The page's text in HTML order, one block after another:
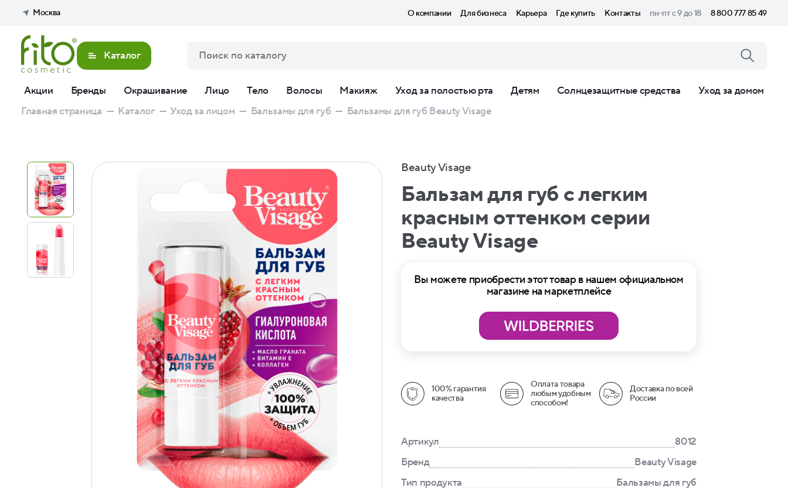
Москва О компании Для бизнеса Карьера Где купить Контакты пн-пт с 9 до 18 8 800 777 85 49
Каталог
Акции Бренды Окрашивание Лицо Тело Волосы Макияж Уход за полостью рта Детям Солнцезащитные средства
Уход за домом
Главная страница — Каталог — Уход за лицом — Бальзамы для губ — Бальзамы для губ Beauty Visage
Beauty Visage
Бальзам для губ с легким
красным оттенком серии
Beauty Visage
Вы можете приобрести этот товар в нашем официальном
магазине на маркетплейсе
100% гарантия
качества
Оплата товара
любым удобным
способом!
Доставка по всей
России
Артикул
8012
Бренд
Beauty Visage
Тип продукта
Бальзамы для губ